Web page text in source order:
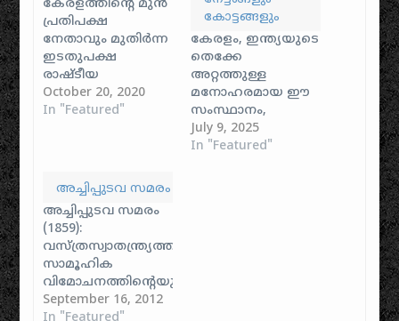
കേരളത്തിന്റെ മുന്‍
പ്രതിപക്ഷ
നേതാവും മുതിര്‍ന്ന
ഇടതുപക്ഷ
രാഷ്ടീയ
നേതാവുമായ
വേലിക്കകത്ത്
അച്യുതാനന്ദന്‍
ആലപ്പുഴ ജില്ലയിലെ
പുന്നപ്രയില്‍
വേലിക്കകത്ത്
വീട്ടില്‍
ശങ്കരന്റെയും
അക്കമ്മയുടെയും
മകനായി 1923
October 20, 2020
In "Featured"
കോട്ടങ്ങളും
കേരളം, ഇന്ത്യയുടെ
തെക്കേ
അറ്റത്തുള്ള
മനോഹരമായ ഈ
സംസ്ഥാനം,
പലപ്പോഴും
"ദൈവത്തിന്റെ
July 9, 2025
In "Featured"
അച്ചിപ്പുടവ സമരം
അച്ചിപ്പുടവ സമരം
(1859):
വസ്ത്രസ്വാതന്ത്ര്യത്തിന്റെയും
സാമൂഹിക
വിമോചനത്തിന്റെയും
കേരളീയ പോരാട്ട
ചരിത്രം
September 16, 2012
In "Featured"